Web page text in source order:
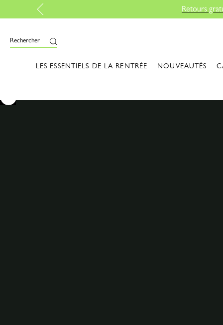
Rechercher
LES ESSENTIELS DE LA RENTRÉE NOUVEAUTÉS